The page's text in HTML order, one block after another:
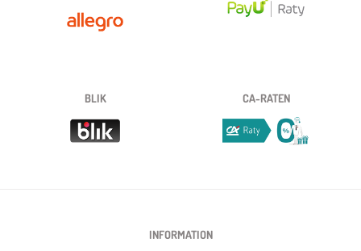
BLIK CA-RATEN
INFORMATION